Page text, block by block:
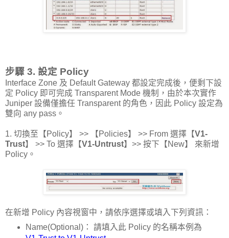
步驟 3. 設定 Policy
Interface Zone 及 Default Gateway 都設定完成後，便剩下設
定 Policy 即可完成 Transparent Mode 機制，由於本次實作
Juniper 設備僅擔任 Transparent 的角色，因此 Policy 設定為
雙向 any pass。
1. 切換至【Policy】 >> 【Policies】 >> From 選擇【V1-
Trust】 >> To 選擇【V1-Untrust】>> 按下【New】 來新增
Policy。
在新增 Policy 內容視窗中，請依序選擇或填入下列資訊：
Name(Optional)： 請填入此 Policy 的名稱本例為